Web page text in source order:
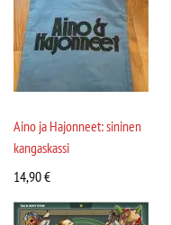
Aino ja Hajonneet: sininen
kangaskassi
14,90€